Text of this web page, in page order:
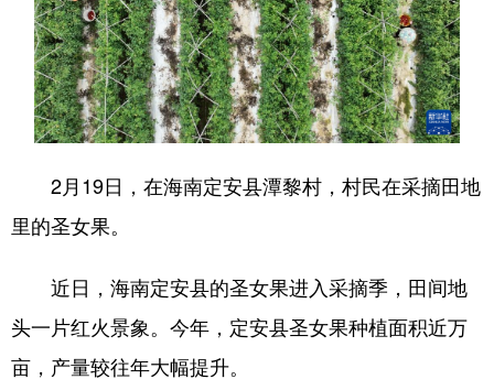
2月19日，在海南定安县潭黎村，村民在采摘田地
里的圣女果。
近日，海南定安县的圣女果进入采摘季，田间地
头一片红火景象。今年，定安县圣女果种植面积近万
亩，产量较往年大幅提升。